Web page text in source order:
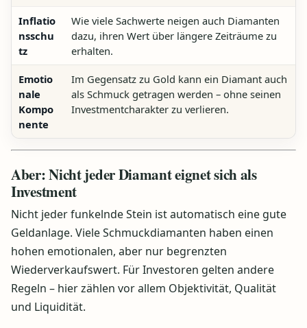
Inflatio
nsschu
tz
Wie viele Sachwerte neigen auch Diamanten
dazu, ihren Wert über längere Zeiträume zu
erhalten.
Emotio
nale
Kompo
nente
Im Gegensatz zu Gold kann ein Diamant auch
als Schmuck getragen werden – ohne seinen
Investmentcharakter zu verlieren.
Aber: Nicht jeder Diamant eignet sich als
Investment
Nicht jeder funkelnde Stein ist automatisch eine gute
Geldanlage. Viele Schmuckdiamanten haben einen
hohen emotionalen, aber nur begrenzten
Wiederverkaufswert. Für Investoren gelten andere
Regeln – hier zählen vor allem Objektivität, Qualität
und Liquidität.